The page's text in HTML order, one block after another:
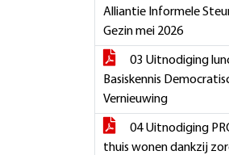
Alliantie Informele
Gezin mei 2026
03 Uitnodiging
Basiskennis
Vernieuwing
04 Uitnodiging
thuis wonen dankzij